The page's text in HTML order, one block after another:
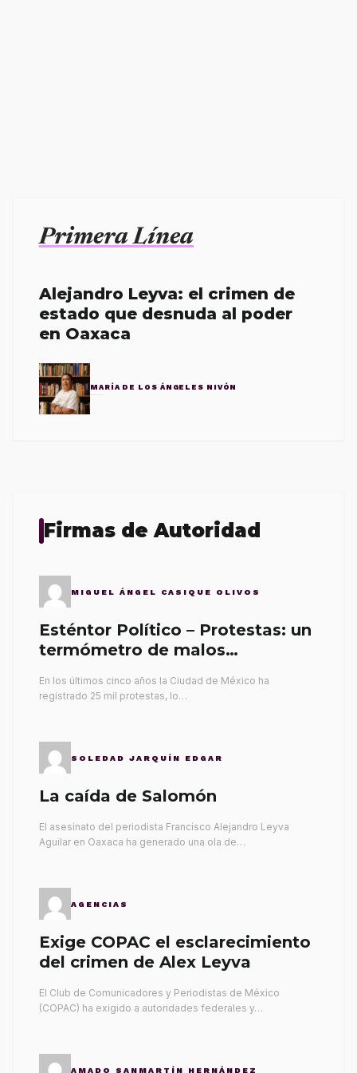
Primera Línea
Alejandro Leyva: el crimen de
estado que desnuda al poder
en Oaxaca
MARÍA DE LOS ÁNGELES NIVÓN
Firmas de Autoridad
MIGUEL ÁNGEL CASIQUE OLIVOS
Esténtor Político – Protestas: un
termómetro de malos
En los últimos cinco años la Ciudad de México ha
registrado 25 mil protestas, lo…
SOLEDAD JARQUÍN EDGAR
La caída de Salomón
El asesinato del periodista Francisco Alejandro Leyva
Aguilar en Oaxaca ha generado una ola de…
AGENCIAS
Exige COPAC el esclarecimiento
del crimen de Alex Leyva
El Club de Comunicadores y Periodistas de México
(COPAC) ha exigido a autoridades federales y…
AMADO SANMARTÍN HERNÁNDEZ